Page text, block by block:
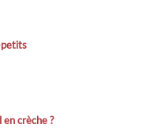
petits
crèche ?